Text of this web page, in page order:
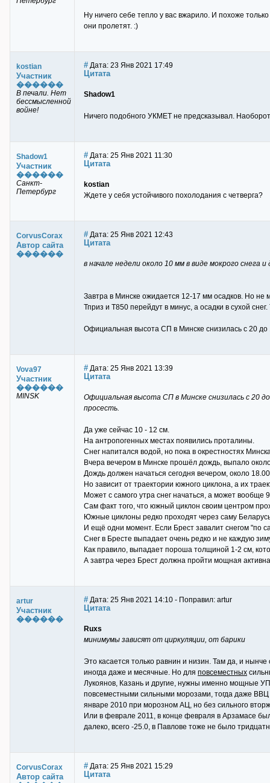
Ну ничего себе тепло у вас вжарило. И похоже
они пролетят. :)
kostian
Участник
������
В печали. Нет
бессмысленной
войне!
# Дата: 23 Янв 2021 17:49
Цитата
Shadow1
Ничего подобного УКМЕТ не предсказывал.
Shadow1
Участник
������
Санкт-
Петербург
# Дата: 25 Янв 2021 11:30
Цитата
kostian
Ждете у себя устойчивого похолодания с четверга?
CorvusCorax
Автор сайта
������
# Дата: 25 Янв 2021 12:43
Цитата
в начале недели около 10 мм в виде мокрого снега и
Завтра в Минске ожидается 12-17 мм осадков. Но
Тприз и Т850 перейдут в минус, а осадки в сухой
Официальная высота СП в Минске снизилась с 20 до
Vova97
Участник
������
MINSK
# Дата: 25 Янв 2021 13:39
Цитата
Официальная высота СП в Минске снизилась с 20
просесть.
Да уже сейчас 10 - 12 см.
На антропогенных местах появились проталины.
Снег напитался водой, но пока в окрестностях
Вчера вечером в Минске прошёл дождь, выпало
Дождь должен начаться сегодня вечером, около
Но зависит от траектории южного циклона, а их
Может с самого утра снег начаться, а может вообще
Сам факт того, что южный циклон своим центром
Южные циклоны редко проходят через саму
И ещё одни момент. Если Брест завалит снегом "по
Снег в Бресте выпадает очень редко и не каждую
Как правило, выпадает пороша толщиной 1-2 см,
А завтра через Брест должна пройти мощная
artur
Участник
������
# Дата: 25 Янв 2021 14:10 - Поправил: artur
Цитата
Ruxs
минимумы зависят от циркуляции, от барики
Это касается только равнин и низин. Там да, и
иногда даже и месячные. Но для повсеместных
Лукоянов, Казань и другие, нужны именно мощные
повсеместными сильными морозами, тогда даже
январе 2010 при морозном АЦ, но без сильного
Или в феврале 2011, в конце февраля в Арзамасе
далеко, всего -25.0, в Павлове тоже не было
CorvusCorax
Автор сайта
# Дата: 25 Янв 2021 15:29
Цитата